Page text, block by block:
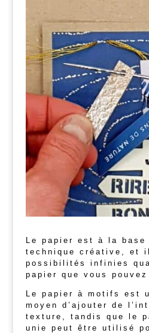
Le papier est à la base
technique créative, et
possibilités infinies
papier que vous
Le papier à motifs est
moyen d’ajouter de
texture, tandis que le
unie peut être utilisé